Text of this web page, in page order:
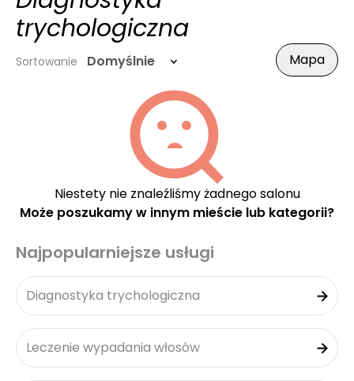
trychologiczna
Sortowanie Domyślnie Mapa
Niestety nie znaleźliśmy żadnego salonu
Może poszukamy w innym mieście lub kategorii?
Najpopularniejsze usługi
Diagnostyka trychologiczna
Leczenie wypadania włosów